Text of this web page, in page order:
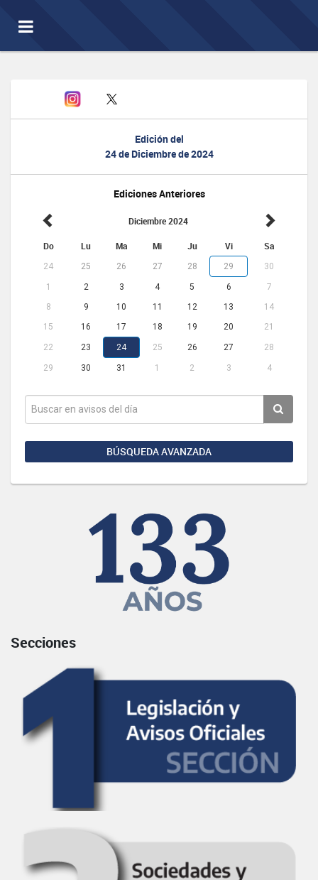
Toggle
navigation
Edición del
24 de Diciembre de 2024
Ediciones Anteriores
Diciembre 2024
Do Lu Ma Mi Ju Vi Sa
24 25 26 27 28 29 30
1 2 3 4 5 6
7
8
9 10 11 12 13
14
15
16 17 18 19 20 21
22 23 24 25 26 27 28
29 30 31 1 2 3 4
BÚSQUEDA AVANZADA
Secciones